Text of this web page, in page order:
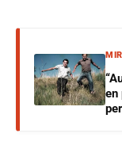
en